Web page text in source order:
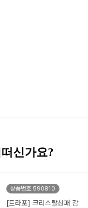
신가요?
상품번호 590810
[트라포] 크리스탈상패 감